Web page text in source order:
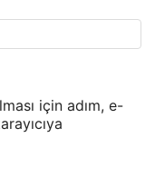
için adım, e-